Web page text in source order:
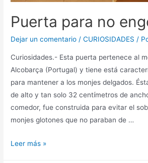
Puerta para no
Dejar un comentario /CURIOSIDADES /
Curiosidades.- Esta puerta pertenece al
Alcobarça (Portugal) y tiene está
para mantener a los monjes delgados.
de alto y tan solo 32 centímetros de
comedor, fue construida para evitar el
monjes glotones que no paraban de …
Leer más »